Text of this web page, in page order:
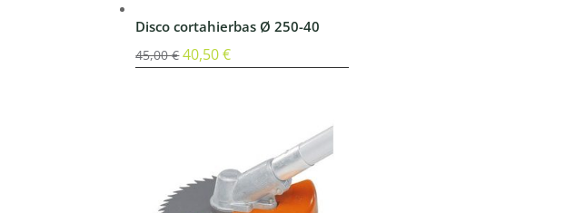
Disco cortahierbas Ø 250-40
45,00€El
40,50€El